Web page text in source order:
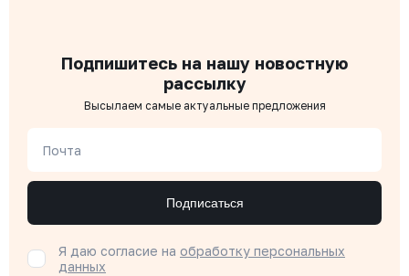
Подпишитесь на нашу новостную
рассылку
Высылаем самые актуальные предложения
Почта
Подписаться
Я даю согласие на обработку персональных
данных